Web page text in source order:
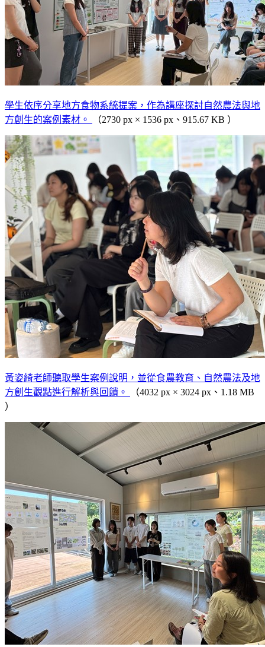
學生依序分享地方食物系統提案，作為講座探討自然農法與地
方創生的案例素材。
（2730 px × 1536 px、915.67 KB ）
黃姿綺老師聽取學生案例說明，並從食農教育、自然農法及地
方創生觀點進行解析與回饋。
（4032 px × 3024 px、1.18 MB
）